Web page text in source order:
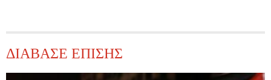
ΔΙΑΒΑΣΕ ΕΠΙΣΗΣ